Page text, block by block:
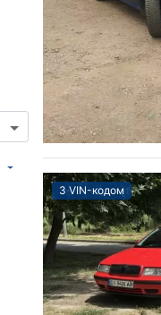
З VIN-кодом